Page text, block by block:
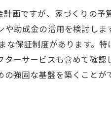
画ですが、家づくりの
助成金の活用を検討し
保証制度があります。
ーサービスも含めて確
強固な基盤を築くこと